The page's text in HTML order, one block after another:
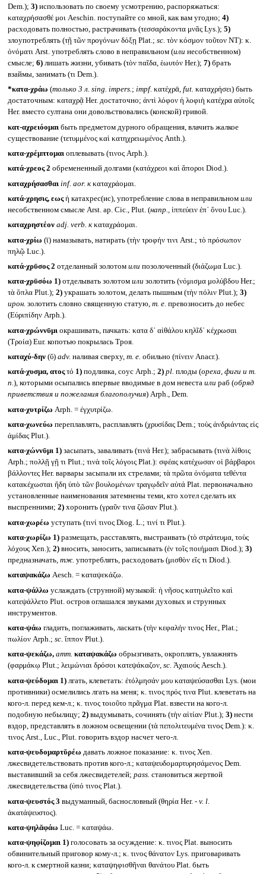
Dem.); 3)использовать по своему усмотрению, распоряжаться:
καταχρήσασθέ μοι Aeschin. поступайте со мной, как вам угодно; 4)
расходовать полностью, растрачивать (τεσσαράκοντα μνᾶς Lys.); 5)
злоупотреблять (τῇ τῶν προγόνων δόξῃ Plat.; sc. τὸν κόσμον τοῦτον NT): κ.
ὀνόματι Arst. употреблять слово в неправильном (или несобственном)
смысле; 6)лишать жизни, убивать (τὸν παῖδα, ἑωυτόν Her.); 7)брать
взаймы, занимать (τι Dem.).
*κατα-χράω (только 3 л. sing. impers.; impf. κατέχρᾱ, fut. καταχρήσει) быть
достаточным: καταχρᾷ Her. достаточно; ἀντὶ λόφον ἡ λοφιὴ κατέχρα αὐτοῖς
Her. вместо султана они довольствовались (конской) гривой.
κατ-αχρειόομαι быть предметом дурного обращения, влачить жалкое
существование (τετυμμένος καὶ κατηχρειωμένος Anth.).
κατα-χρέμπτομαι оплевывать (τινος Arph.).
κατά-χρεος 2 обремененный долгами (κατάχρεοι καὶ ἄποροι Diod.).
καταχρήσασθαι inf. aor. кκαταχράομαι.
κατά-χρησις, εωςἡ катахрес(ис), употребление слова в неправильном или
несобственном смысле Arst. ap. Cic., Plut. (напр.,ἱππεύειν ἐπ᾽ ὄνου Luc.).
καταχρηστέον adj. verb. кκαταχράομαι.
κατα-χρίω (ῑ) намазывать, натирать (τὴν τροφήν τινι Arst.; τὸ πρόσωπον
πηλῷ Luc.).
κατά-χρῡσος 2 отделанный золотом или позолоченный (διάζωμα Luc.).
κατα-χρῡσόω 1)отделывать золотом или золотить (νόμισμα μολύβδου Her.;
τὰ ὅπλα Plut.); 2)украшать золотом, делать пышным (τὴν πόλιν Plut.); 3)
ирон. золотить словно священную статую, т. е. превозносить до небес
(Εὐριπίδην Arph.).
κατα-χρώννῡμι окрашивать, пачкать: κατα δ᾽ αἰθάλου κηλῖδ᾽ κέχρωσαι
(Τροία) Eur. копотью покрылась Троя.
καταχύ-δην(ῠ) adv. наливая сверху, т. е. обильно (πίνειν Anacr.).
κατά-χυσμα, ατοςτό 1)подливка, соус Arph.; 2) pl. плоды (ореха, фиги и т.
п.),которыми осыпались впервые вводимые в дом невеста или раб (обряд
приветствия и пожелания благополучия) Arph., Dem.
κατα-χυτρίζω Arph. = ἐγχυτρίζω.
κατα-χωνεύω переплавлять, расплавлять (χρυσίδας Dem.; τοὺς ἀνδριάντας εἰς
ἀμίδας Plut.).
κατα-χώννῡμι 1)засыпать, заваливать (τινά Her.); забрасывать (τινὰ λίθοις
Arph.; πολλῇ γῇ τι Plut.; τινὰ τοῖς λόγοις Plat.): σφέας κατέχωσαν οἱ βάρβαροι
βάλλοντες Her. варвары засыпали их стрелами; τὰ πρῶτα ὀνόματα τεθέντα
κατακέχωσται ἤδη ὑπὸ τῶν βουλομένων τραγῳδεῖν αὐτά Plat. первоначально
установленные наименования затемнены теми, кто хотел сделать их
выспренними; 2)хоронить (γραῦν τινα ζῶσαν Plut.).
κατα-χωρέω уступать (τινί τινος Diog. L.; τινί τι Plut.).
κατα-χωρίζω 1)размещать, расставлять, выстраивать (τὸ στράτευμα, τοὺς
λόχους Xen.); 2)вносить, заносить, записывать (ἐν τοῖς ποιήμασι Diod.); 3)
предназначать, тж. употреблять, расходовать (μισθὸν εἴς τι Diod.).
καταψακάζω Aesch. = καταψεκάζω.
κατα-ψάλλω услаждать (струнной) музыкой: ἡ νῆσος κατηυλεῖτο καὶ
κατεψάλλετο Plut. остров оглашался звуками духовых и струнных
инструментов.
κατα-ψάω гладить, поглаживать, ласкать (τὴν κεφαλήν τινος Her., Plat.;
πωλίον Arph.; sc. ἵππον Plut.).
κατα-ψεκάζω, атт. καταψακάζω обрызгивать, окроплять, увлажнять
(φαρμάκῳ Plut.; λειμώνιαι δρόσοι κατεψάκαζον, sc. Ἀχαιούς Aesch.).
κατα-ψεύδομαι 1)лгать, клеветать: ἐτόλμησάν μου καταψεύσασθαι Lys. (мои
противники) осмелились лгать на меня; κ. τινος πρός τινα Plut. клеветать на
кого-л. перед кем-л.; κ. τινος τοιοῦτο πρᾶγμα Plat. взвести на кого-л.
подобную небылицу; 2)выдумывать, сочинять (τὴν αἰτίαν Plut.); 3)нести
вздор, представлять в ложном освещении (τὰ πεπολιτευμένα τινος Dem.): κ.
τινος Arst., Luc., Plut. говорить вздор насчет чего-л.
κατα-ψευδομαρτῠρέω давать ложное показание: κ. τινος Xen.
лжесвидетельствовать против кого-л.; καταψευδομαρτυρησάμενος Dem.
выставивший за себя лжесвидетелей; pass. становиться жертвой
лжесвидетельства (ὑπό τινος Plat.).
κατα-ψευστός 3 выдуманный, баснословный (θηρία Her. - v. l.
ἀκατάψευστος).
κατα-ψηλᾰφάω Luc. = καταψάω.
κατα-ψηφίζομαι 1)голосовать за осуждение: κ. τινος Plat. выносить
обвинительный приговор кому-л.; κ. τινος θάνατον Lys. приговаривать
кого-л. к смертной казни; καταψηφισθῆναι θανάτου Plat. быть